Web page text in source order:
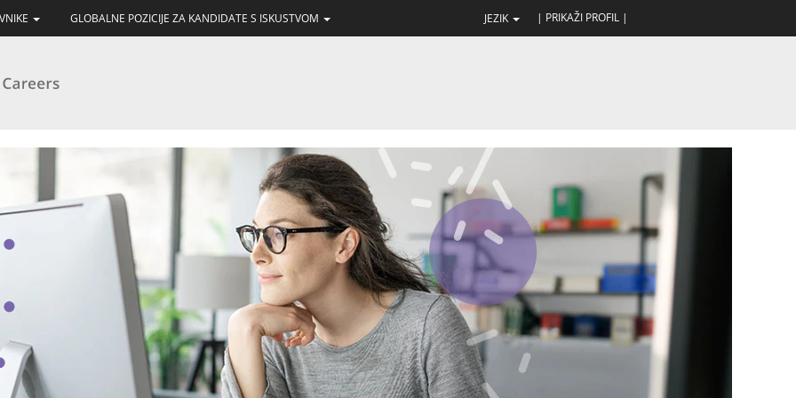
GLOBALNE POZICIJE ZA KANDIDATE S ISKUSTVOM JEZIK | PRIKAŽI PROFIL |